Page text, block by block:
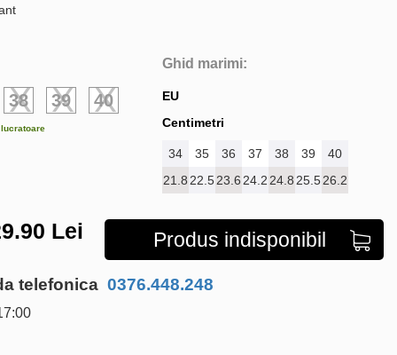
38 39 40
Ghid marimi:
EU
Centimetri
34 35 36 37 38 39
40
21.8 22.523.6 24.2 24.8 25.526.2
Lei Produs indisponibil
telefonica 0376.448.248